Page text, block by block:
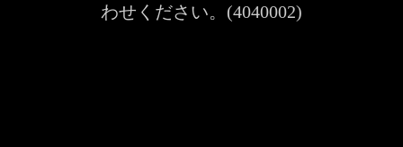
わせください。(4040002)